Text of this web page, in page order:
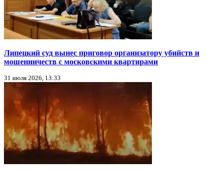
Липецкий суд вынес приговор организатору убийств и
мошенничеств с московскими квартирами
31 июля 2026, 13:33